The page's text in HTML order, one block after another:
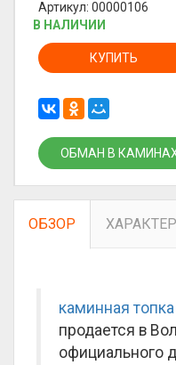
Артикул: 00000106
В НАЛИЧИИ
КУПИТЬ
ОБМАН В
ОБЗОР
каминная топка
продается в
официального